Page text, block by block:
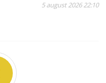
5 august 2026 22:10